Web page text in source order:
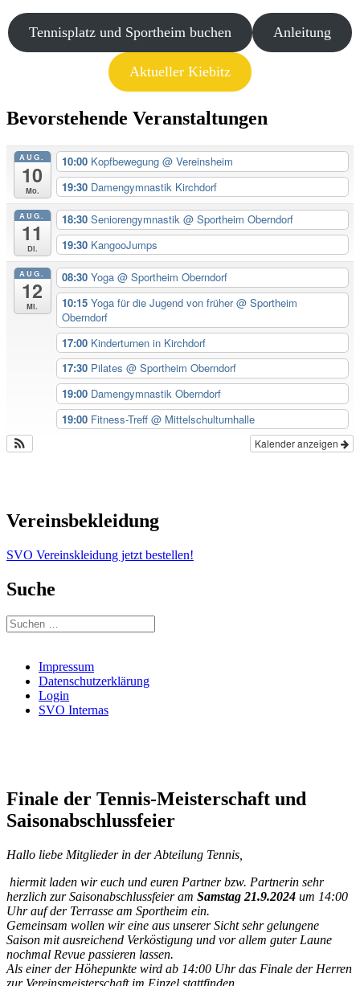
Tennisplatz und Sportheim buchen Anleitung
Aktueller Kiebitz
Bevorstehende Veranstaltungen
AUG.
10
Mo.
10:00 Kopfbewegung @ Vereinsheim
19:30 Damengymnastik Kirchdorf
AUG.
11
Di.
18:30 Seniorengymnastik @ Sportheim Oberndorf
19:30 KangooJumps
AUG.
12
Mi.
08:30 Yoga @ Sportheim Oberndorf
10:15 Yoga für die Jugend von früher@ Sportheim
Oberndorf
17:00 Kinderturnen in Kirchdorf
17:30 Pilates @ Sportheim Oberndorf
19:00 Damengymnastik Oberndorf
19:00 Fitness-Treff @ Mittelschulturnhalle
Kalender anzeigen
Vereinsbekleidung
SVO Vereinskleidung jetzt bestellen!
Suche
Suchen
nach:
Impressum
Datenschutzerklärung
Login
SVO Internas
Finale der Tennis-Meisterschaft und
Saisonabschlussfeier
Hallo liebe Mitglieder in der Abteilung Tennis,
hiermit laden wir euch und euren Partner bzw. Partnerin sehr
herzlich zur Saisonabschlussfeier am Samstag 21.9.2024 um 14:00
Uhr auf der Terrasse am Sportheim ein.
Gemeinsam wollen wir eine aus unserer Sicht sehr gelungene
Saison mit ausreichend Verköstigung und vor allem guter Laune
nochmal Revue passieren lassen.
Als einer der Höhepunkte wird ab 14:00 Uhr das Finale der Herren